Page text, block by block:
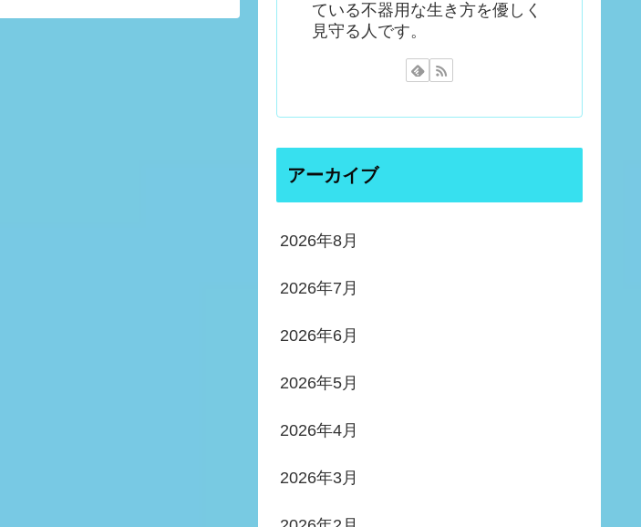
ている不器用な生き方を優しく
見守る人です。
アーカイブ
2026年8月
2026年7月
2026年6月
2026年5月
2026年4月
2026年3月